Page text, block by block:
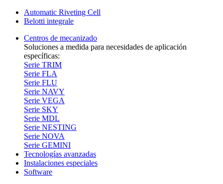
Automatic Riveting Cell
Belotti integrale
Centros de mecanizado
Soluciones a medida para necesidades de aplicación
específicas:
Serie TRIM
Serie FLA
Serie FLU
Serie NAVY
Serie VEGA
Serie SKY
Serie MDL
Serie NESTING
Serie NOVA
Serie GEMINI
Tecnologías avanzadas
Instalaciones especiales
Software